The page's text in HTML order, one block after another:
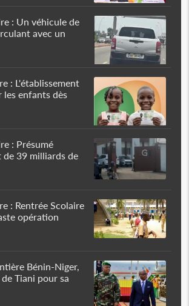
: Un véhicule de
avec un
: L'établissement
les enfants dès
: Présumé
39 milliards de
: Rentrée Scolaire
opération
Bénin-Niger,
Tiani pour sa